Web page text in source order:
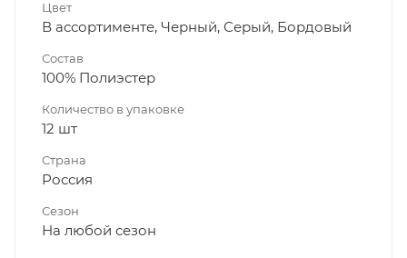
Цвет
В ассортименте, Черный, Серый, Бордовый
Состав
100% Полиэстер
Количество в упаковке
12 шт
Страна
Россия
Сезон
На любой сезон